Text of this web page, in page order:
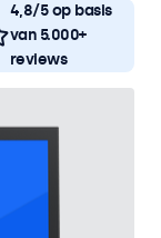
4,8/5 op basis
van 5.000+
reviews